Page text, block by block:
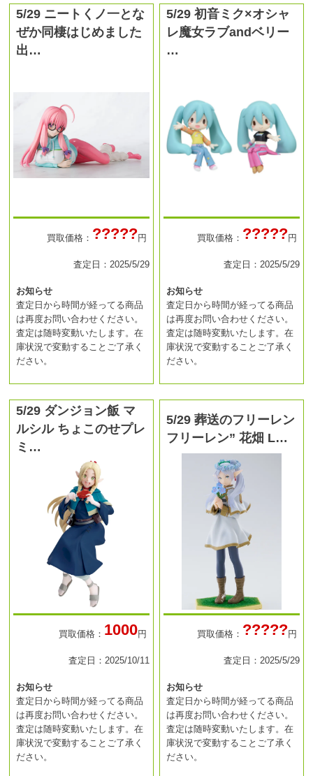
5/29 ニートくノ一とな
ぜか同棲はじめました
出…
買取価格： ?????円
査定日：2025/5/29
お知らせ
査定日から時間が経ってる商品
は再度お問い合わせください。
査定は随時変動いたします。在
庫状況で変動することご了承く
ださい。
5/29 初音ミク×オシャ
レ魔女ラブandベリー
…
買取価格： ?????円
査定日：2025/5/29
お知らせ
査定日から時間が経ってる商品
は再度お問い合わせください。
査定は随時変動いたします。在
庫状況で変動することご了承く
ださい。
5/29 ダンジョン飯 マ
ルシル ちょこのせプレ
ミ…
買取価格： 1000円
査定日：2025/10/11
お知らせ
査定日から時間が経ってる商品
は再度お問い合わせください。
査定は随時変動いたします。在
庫状況で変動することご了承く
ださい。
5/29 葬送のフリーレン
フリーレン” 花畑 L…
買取価格： ?????円
査定日：2025/5/29
お知らせ
査定日から時間が経ってる商品
は再度お問い合わせください。
査定は随時変動いたします。在
庫状況で変動することご了承く
ださい。